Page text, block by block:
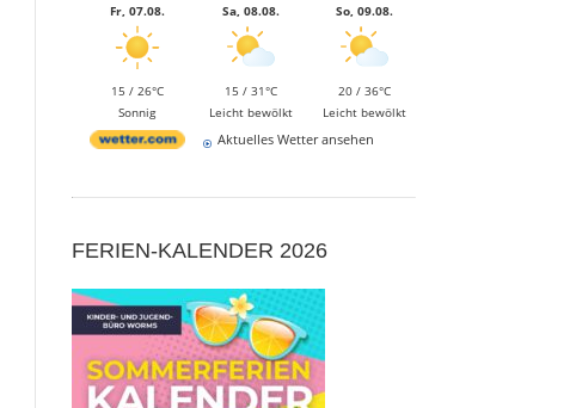
Fr, 07.08.
15 / 26°C
Sonnig
Sa, 08.08.
15 / 31°C
Leicht bewölkt
So, 09.08.
20 / 36°C
Leicht bewölkt
Aktuelles Wetter ansehen
FERIEN-KALENDER 2026